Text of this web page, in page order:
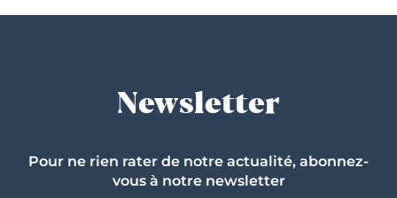
Newsletter
Pour ne rien rater de notre actualité, abonnez-
vous à notre newsletter